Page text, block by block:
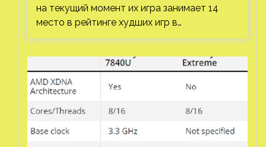
на текущий момент их игра занимает 14
место в рейтинге худших игр в…